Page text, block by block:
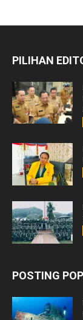
PILIHAN
POSTING